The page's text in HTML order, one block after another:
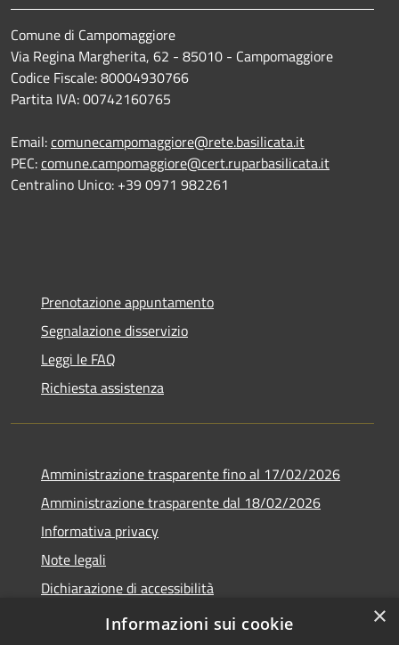
Comune di Campomaggiore
Via Regina Margherita, 62 - 85010 - Campomaggiore
Codice Fiscale: 80004930766
Partita IVA: 00742160765
Email:comunecampomaggiore@rete.basilicata.it
PEC:comune.campomaggiore@cert.ruparbasilicata.it
Centralino Unico: +39 0971 982261
Prenotazione appuntamento
Segnalazione disservizio
Leggi le FAQ
Richiesta assistenza
Amministrazione trasparente fino al 17/02/2026
Amministrazione trasparente dal 18/02/2026
Informativa privacy
Note legali
Dichiarazione di accessibilità
Obbiettivi di accessibilità
×
Informazioni sui cookie